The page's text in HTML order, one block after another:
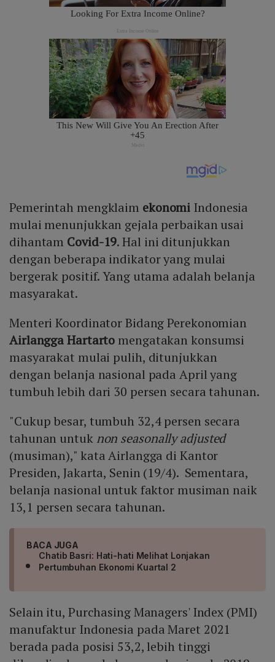
Pemerintah mengklaim ekonomi Indonesia
mulai menunjukkan gejala perbaikan usai
dihantam Covid-19. Hal ini ditunjukkan
dengan beberapa indikator yang mulai
bergerak positif. Yang utama adalah belanja
masyarakat.
Menteri Koordinator Bidang Perekonomian
Airlangga Hartarto mengatakan konsumsi
masyarakat mulai pulih, ditunjukkan
dengan belanja nasional pada April yang
tumbuh lebih dari 30 persen secara tahunan.
"Cukup besar, tumbuh 32,4 persen secara
tahunan untuk non seasonally adjusted
(musiman)," kata Airlangga di Kantor
Presiden, Jakarta, Senin (19/4). Sementara,
belanja nasional untuk faktor musiman naik
13,1 persen secara tahunan.
BACA JUGA
Chatib Basri: Hati-hati Melihat Lonjakan
Pertumbuhan Ekonomi Kuartal 2
Selain itu, Purchasing Managers' Index (PMI)
manufaktur Indonesia pada Maret 2021
berada pada posisi 53,2, lebih tinggi